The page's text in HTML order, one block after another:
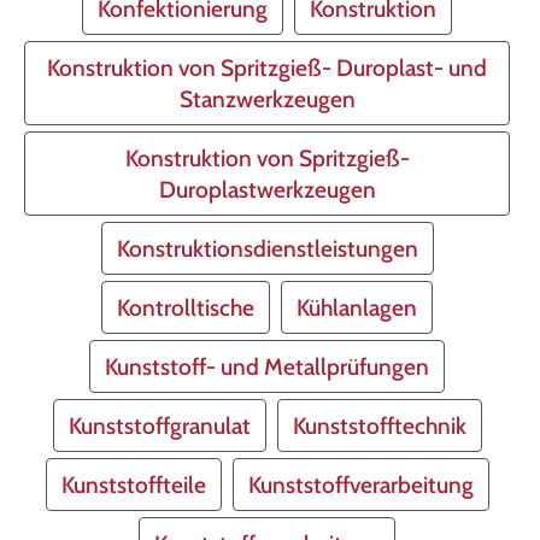
Konfektionierung Konstruktion
Konstruktion von Spritzgieß- Duroplast- und
Stanzwerkzeugen
Konstruktion von Spritzgieß-
Duroplastwerkzeugen
Konstruktionsdienstleistungen
Kontrolltische Kühlanlagen
Kunststoff- und Metallprüfungen
Kunststoffgranulat Kunststofftechnik
Kunststoffteile Kunststoffverarbeitung